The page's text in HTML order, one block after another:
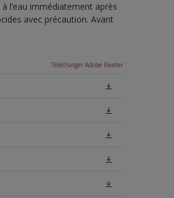
l’eau immédiatement après
avec précaution. Avant
Télécharger Adobe Reader